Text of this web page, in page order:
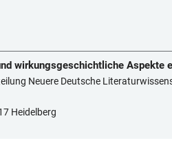
wirkungsgeschichtliche Aspekte
Neuere Deutsche
Heidelberg